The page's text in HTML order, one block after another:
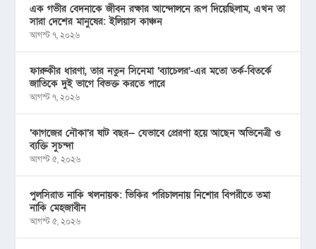
এক গভীর বেদনাকে জীবন রক্ষার আন্দোলনে রূপ দিয়েছিলাম, এখন তা
সারা দেশের মানুষের: ইলিয়াস কাঞ্চন
আগস্ট ৭, ২০২৬
ফারুকীর ধারণা, তার নতুন সিনেমা ‘ব্যাচেলর’-এর মতো তর্ক-বিতর্কে
জাতিকে দুই ভাগে বিভক্ত করতে পারে
আগস্ট ৭, ২০২৬
‘কাগজের নৌকা’র ষাট বছর— যেভাবে প্রেরণা হয়ে আছেন অভিনেত্রী ও
ব্যক্তি সুচন্দা
আগস্ট ৫, ২০২৬
পুলসিরাত নাকি খলনায়ক: ভিকির পরিচালনায় নিশোর বিপরীতে তমা
নাকি মেহজাবীন
আগস্ট ৫, ২০২৬